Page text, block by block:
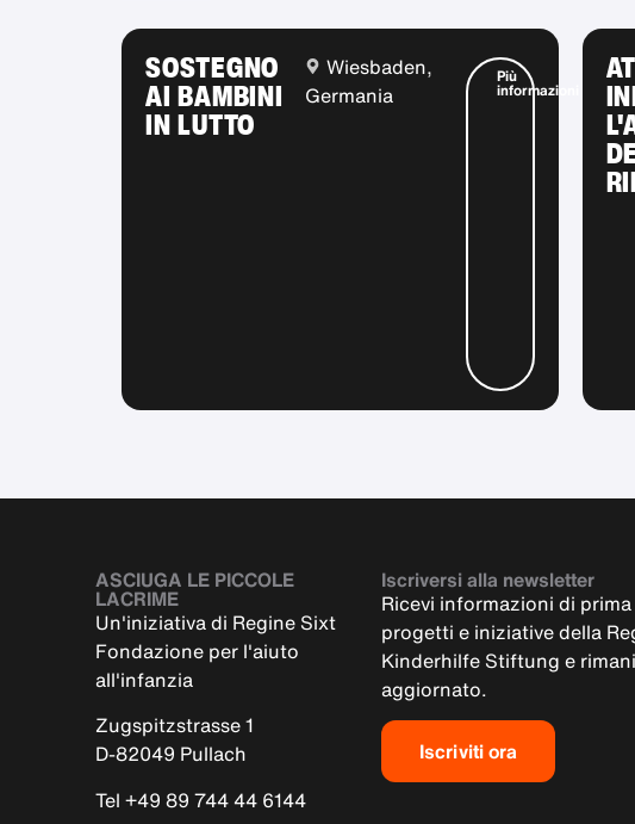
SOSTEGNO
AI BAMBINI
IN LUTTO
Wiesbaden,
Germania
Più
informazioni
ASCIUGA LE PICCOLE
LACRIME
Un'iniziativa di Regine Sixt
Fondazione per l'aiuto
all'infanzia
Zugspitzstrasse 1
D-82049 Pullach
Tel +49 89 744 44 6144
Iscriversi alla newsletter
Ricevi informazioni di
progetti e iniziative della
Kinderhilfe Stiftung e
aggiornato.
Iscriviti ora